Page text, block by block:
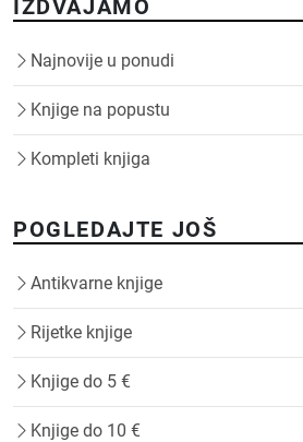
IZDVAJAMO
Najnovije u ponudi
Knjige na popustu
Kompleti knjiga
POGLEDAJTE JOŠ
Antikvarne knjige
Rijetke knjige
Knjige do 5 €
Knjige do 10 €